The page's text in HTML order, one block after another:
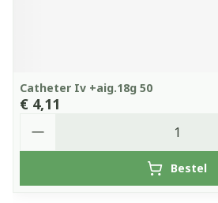
Catheter Iv +aig.18g 50
€ 4,11
Bestel